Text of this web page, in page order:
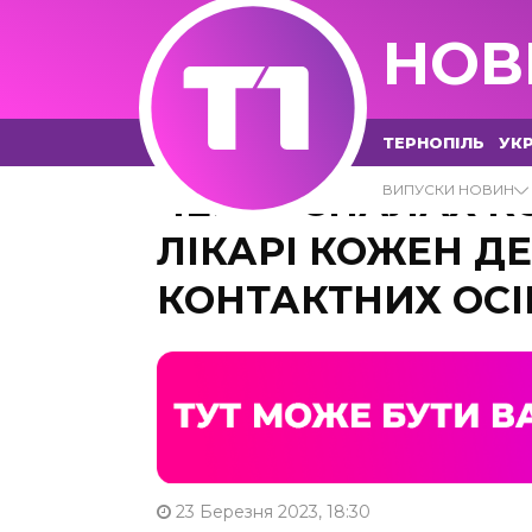
ТЕРНОПІЛЬ
ВИПУСКИ НОВИН
ЧЕРЕЗ СПАЛАХ
ЛІКАРІ КОЖЕН
КОНТАКТНИХ
23 Березня 2023, 18:30